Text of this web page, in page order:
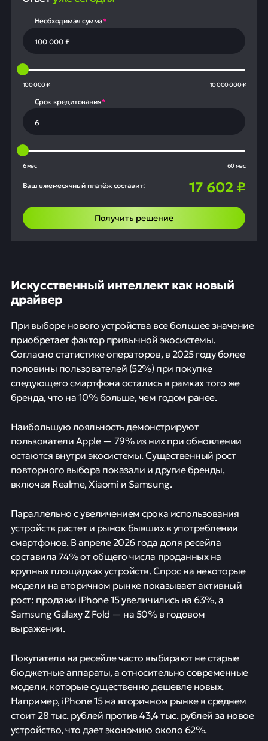
Необходимая сумма*
100 000 ₽ 10 000 000 ₽
Срок кредитования*
6 мес 60 мес
Ваш ежемесячный платёж составит: 17 602₽
Получить решение
Искусственный интеллект как новый
драйвер
При выборе нового устройства все большее значение
приобретает фактор привычной экосистемы.
Согласно статистике операторов, в 2025 году более
половины пользователей (52%) при покупке
следующего смартфона остались в рамках того же
бренда, что на 10% больше, чем годом ранее.
Наибольшую лояльность демонстрируют
пользователи Apple — 79% из них при обновлении
остаются внутри экосистемы. Существенный рост
повторного выбора показали и другие бренды,
включая Realme, Xiaomi и Samsung.
Параллельно с увеличением срока использования
устройств растет и рынок бывших в употреблении
смартфонов. В апреле 2026 года доля ресейла
составила 74% от общего числа проданных на
крупных площадках устройств. Спрос на некоторые
модели на вторичном рынке показывает активный
рост: продажи iPhone 15 увеличились на 63%, а
Samsung Galaxy Z Fold — на 50% в годовом
выражении.
Покупатели на ресейле часто выбирают не старые
бюджетные аппараты, а относительно современные
модели, которые существенно дешевле новых.
Например, iPhone 15 на вторичном рынке в среднем
стоит 28 тыс. рублей против 43,4 тыс. рублей за новое
устройство, что дает экономию около 62%.